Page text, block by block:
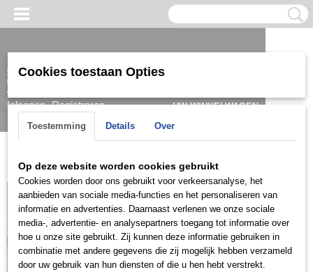
Inloggen Registreren
UW WINKELWAGEN
Home > Oorbel> Goud >Hangoorbellen > OGDH011
Cookies toestaan Opties
Toestemming Details Over
Op deze website worden cookies gebruikt
Cookies worden door ons gebruikt voor verkeersanalyse, het
aanbieden van sociale media-functies en het personaliseren van
informatie en advertenties. Daarnaast verlenen we onze sociale
media-, advertentie- en analysepartners toegang tot informatie over
hoe u onze site gebruikt. Zij kunnen deze informatie gebruiken in
combinatie met andere gegevens die zij mogelijk hebben verzameld
door uw gebruik van hun diensten of die u hen hebt verstrekt.